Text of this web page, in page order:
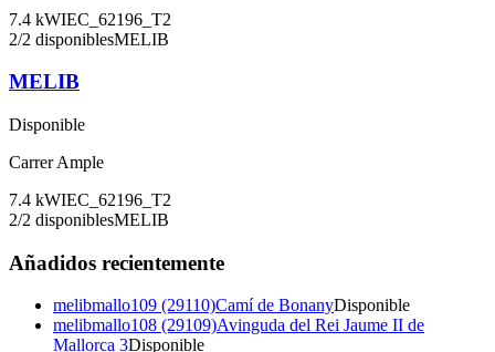
7.4 kWIEC_62196_T2
2/2 disponiblesMELIB
MELIB
Disponible
Carrer Ample
7.4 kWIEC_62196_T2
2/2 disponiblesMELIB
Añadidos recientemente
melibmallo109 (29110)Camí de BonanyDisponible
melibmallo108 (29109)Avinguda del Rei Jaume II de
Mallorca 3Disponible